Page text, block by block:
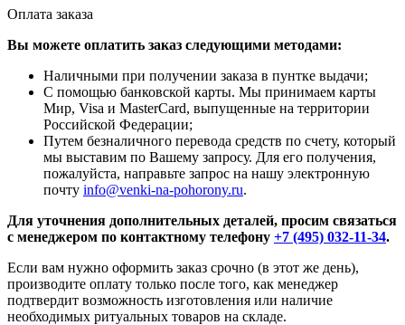
Оплата заказа
Вы можете оплатить заказ следующими методами:
Наличными при получении заказа в пунтке выдачи;
С помощью банковской карты. Мы принимаем карты
Мир, Visa и MasterCard, выпущенные на территории
Российской Федерации;
Путем безналичного перевода средств по счету, который
мы выставим по Вашему запросу. Для его получения,
пожалуйста, направьте запрос на нашу электронную
почту info@venki-na-pohorony.ru.
Для уточнения дополнительных деталей, просим связаться
с менеджером по контактному телефону +7 (495) 032-11-34.
Если вам нужно оформить заказ срочно (в этот же день),
производите оплату только после того, как менеджер
подтвердит возможность изготовления или наличие
необходимых ритуальных товаров на складе.